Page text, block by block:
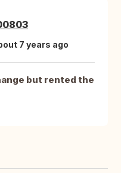
7 years ago
but rented the